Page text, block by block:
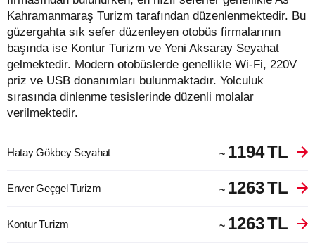
Kahramanmaraş Turizm tarafından düzenlenmektedir. Bu
güzergahta sık sefer düzenleyen otobüs firmalarının
başında ise Kontur Turizm ve Yeni Aksaray Seyahat
gelmektedir. Modern otobüslerde genellikle Wi-Fi, 220V
priz ve USB donanımları bulunmaktadır. Yolculuk
sırasında dinlenme tesislerinde düzenli molalar
verilmektedir.
Hatay Gökbey Seyahat ~ 1194TL
Enver Geçgel Turizm ~ 1263TL
Kontur Turizm ~ 1263TL